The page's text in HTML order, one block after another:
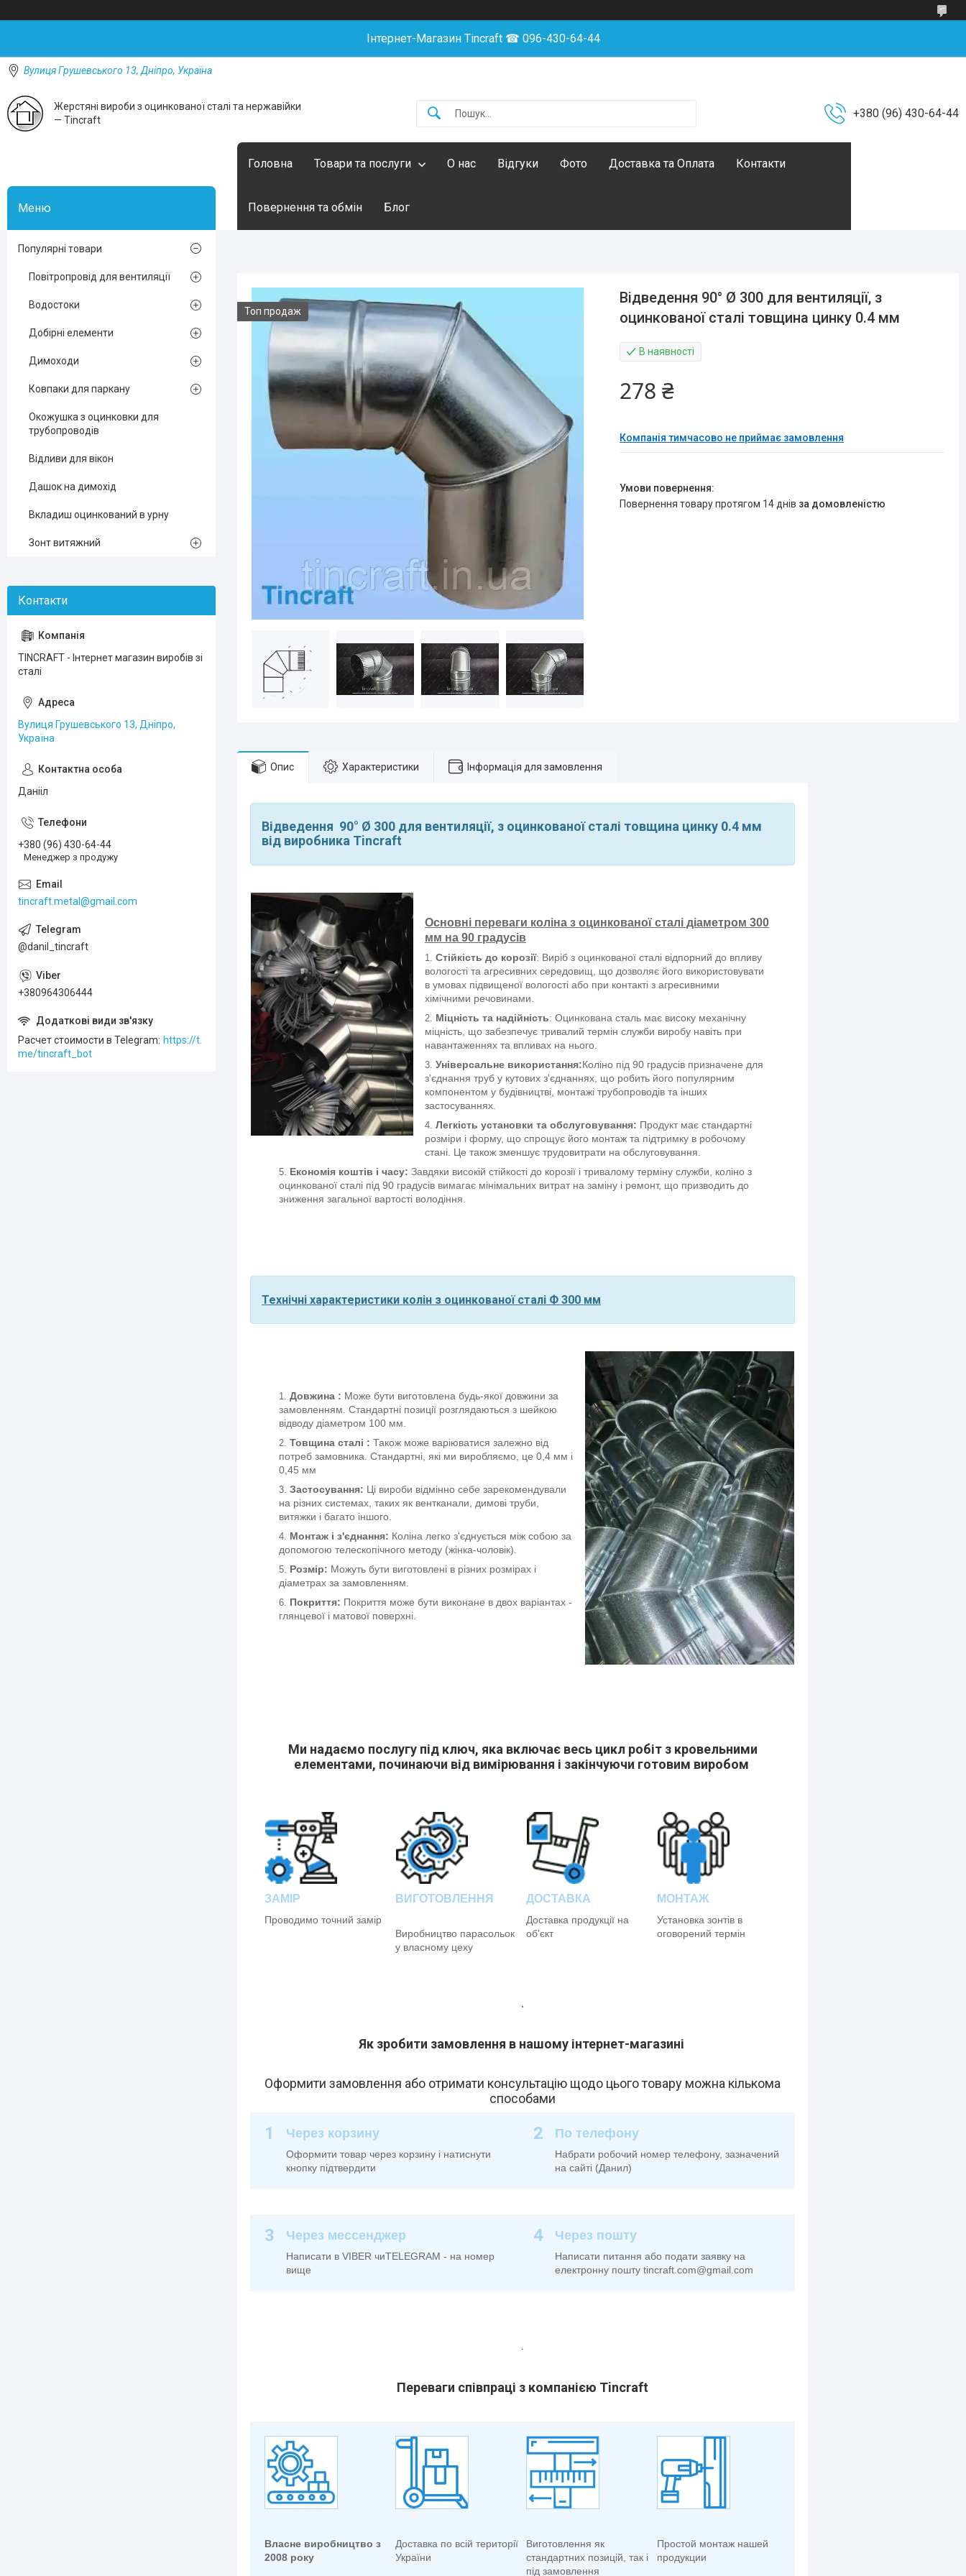
Інтернет-Магазин Tincraft ☎︎ 096-430-64-44
Вулиця Грушевського 13, Дніпро, Україна
Жерстяні вироби з оцинкованої сталі та нержавійки
— Tincraft
+380 (96) 430-64-44
Головна Товари та послуги О нас Відгуки Фото Доставка та Оплата Контакти
Повернення та обмін Блог
Топ продаж
Відведення 90° Ø 300 для вентиляції, з
оцинкованої сталі товщина цинку 0.4 мм
В наявності
278 ₴
Компанія тимчасово не приймає замовлення
повернення товару протягом 14 днів за домовленістю
Опис Характеристики Інформація для замовлення
Відведення 90° Ø 300 для вентиляції, з оцинкованої сталі товщина цинку 0.4 мм
від виробника Tincraft
Основні переваги коліна з оцинкованої сталі діаметром 300
мм на 90 градусів
Стійкість до корозії: Виріб з оцинкованої сталі відпорний до впливу
вологості та агресивних середовищ, що дозволяє його використовувати
в умовах підвищеної вологості або при контакті з агресивними
хімічними речовинами.
Міцність та надійність: Оцинкована сталь має високу механічну
міцність, що забезпечує тривалий термін служби виробу навіть при
навантаженнях та впливах на нього.
Універсальне використання:Коліно під 90 градусів призначене для
з'єднання труб у кутових з'єднаннях, що робить його популярним
компонентом у будівництві, монтажі трубопроводів та інших
застосуваннях.
Легкість установки та обслуговування: Продукт має стандартні
розміри і форму, що спрощує його монтаж та підтримку в робочому
стані. Це також зменшує трудовитрати на обслуговування.
Економія коштів і часу: Завдяки високій стійкості до корозії і тривалому терміну служби, коліно з
оцинкованої сталі під 90 градусів вимагає мінімальних витрат на заміну і ремонт, що призводить до
зниження загальної вартості володіння.
Технічні характеристики колін з оцинкованої сталі Ф 300 мм
Довжина : Може бути виготовлена будь-якої довжини за
замовленням. Стандартні позиції розглядаються з шейкою
відводу діаметром 100 мм.
Товщина сталі : Також може варіюватися залежно від
потреб замовника. Стандартні, які ми виробляємо, це 0,4 мм і
0,45 мм
Застосування: Ці вироби відмінно себе зарекомендували
на різних системах, таких як вентканали, димові труби,
витяжки і багато іншого.
Монтаж і з'єднання: Коліна легко з'єднується між собою за
допомогою телескопічного методу (жінка-чоловік).
Розмір: Можуть бути виготовлені в різних розмірах і
діаметрах за замовленням.
Покриття: Покриття може бути виконане в двох варіантах -
глянцевої і матової поверхні.
Ми надаємо послугу під ключ, яка включає весь цикл робіт з кровельними
елементами, починаючи від вимірювання і закінчуючи готовим виробом
ЗАМІР
Проводимо точний замір
ВИГОТОВЛЕННЯ
Виробництво парасольок
у власному цеху
ДОСТАВКА
Доставка продукції на
об'єкт
МОНТАЖ
Установка зонтів в
оговорений термін
.
Як зробити замовлення в нашому інтернет-магазині
Оформити замовлення або отримати консультацію щодо цього товару можна кількома
способами
1 Через корзину
Оформити товар через корзину і натиснути
кнопку підтвердити
2 По телефону
Набрати робочий номер телефону, зазначений
на сайті (Данил)
3 Через мессенджер
Написати в VIBER чиTELEGRAM - на номер
вище
4 Через пошту
Написати питання або подати заявку на
електронну пошту tincraft.com@gmail.com
.
Переваги співпраці з компанією Tincraft
Власне виробництво з
2008 року
Доставка по всій території
України
Виготовлення як
стандартних позицій, так і
під замовлення
Простой монтаж нашей
продукции
Популярні товари
Повітропровід для вентиляції
Водостоки
Добірні елементи
Димоходи
Ковпаки для паркану
Окожушка з оцинковки для
трубопроводів
Відливи для вікон
Дашок на димохід
Вкладиш оцинкований в урну
Зонт витяжний
TINCRAFT - Інтернет магазин виробів зі
сталі
Вулиця Грушевського 13, Дніпро,
Україна
Данііл
+380 (96) 430-64-44
Менеджер з продужу
tincraft.metal@gmail.com
@danil_tincraft
+380964306444
Расчет стоимости в Telegram
https://t.
me/tincraft_bot